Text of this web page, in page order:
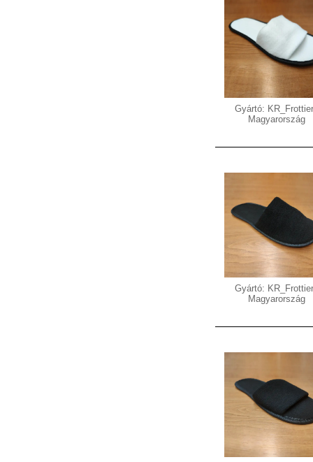
Gyártó:
Magyarország
Gyártó:
Magyarország